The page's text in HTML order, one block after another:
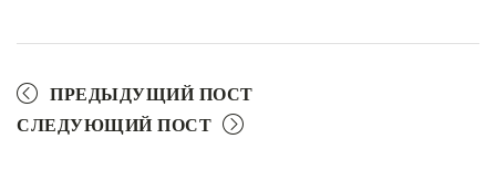
ПРЕДЫДУЩИЙ ПОСТ
СЛЕДУЮЩИЙ ПОСТ